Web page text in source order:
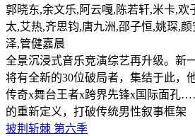
郭晓东,余文乐,阿云嘎,陈若轩,米卡,欢
太,艾热,齐思钧,唐九洲,邵子恒,姚琛,
泽,管健嘉晨
全景沉浸式音乐竞演综艺再升级。新
将有全新的30位破局者，集结于此，
传奇x舞台王者x跨界先锋x国际面孔
的重新定义，打破传统男性叙事框架
披荆斩棘 第六季